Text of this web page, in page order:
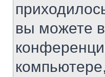
вы можете